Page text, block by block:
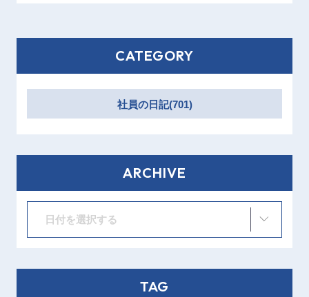
CATEGORY
社員の日記(701)
ARCHIVE
日付を選択する
TAG